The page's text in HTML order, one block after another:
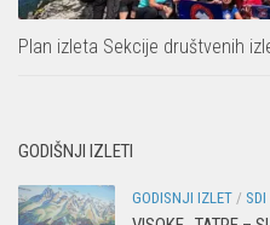
Plan izleta Sekcije društvenih
GODIŠNJI IZLETI
GODISNJI IZLET / SDI